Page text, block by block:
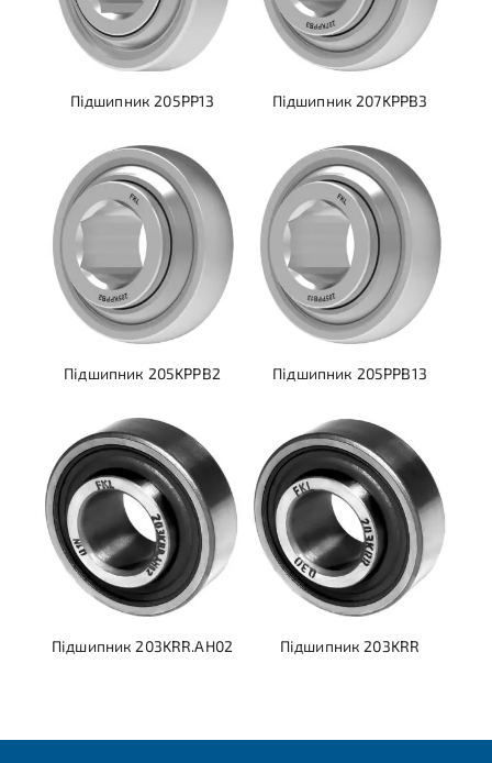
Підшипник 205PP13 Підшипник 207KPPB3
Підшипник 205KPPB2 Підшипник 205PPB13
Підшипник 203KRR.AH02 Підшипник 203KRR